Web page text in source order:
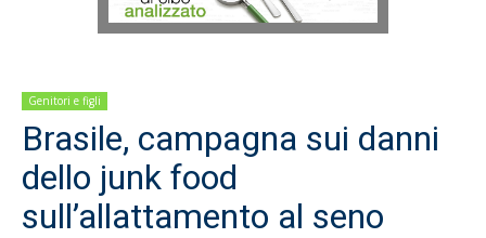
Salvagente
Genitori e figli
Brasile, campagna sui danni
dello junk food
sull’allattamento al seno